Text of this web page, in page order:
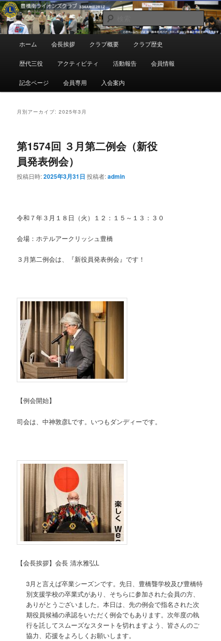
メ
イ
ン
コ
サ
ブ
コ
ン
豊橋南ライオンズクラブ
地域奉仕ボランティア
検
索
ュ
ホーム 会長挨拶 クラブ概要 クラブ歴史
歴代三役 アクティビティ 活動報告 会員情報
記念ページ 会員専用 入会案内
月別アーカイブ:2025年3月
第1574回 ３月第二例会（新役
員発表例会）
投稿日時:2025年3月31日 投稿者:admin
令和７年３月１８日（火）１２：１５～１３：３０
会場：ホテルアークリッシュ豊橋
３月第二例会は、『新役員発表例会』です！
【例会開始】
司会は、中神敦彦Lです。いつもダンディーです。
【会長挨拶】会長 清水雅弘L
3月と言えば卒業シーズンです。先日、豊橋聾学校及び豊橋特
別支援学校の卒業式があり、そちらに参加された会員の方、
ありがとうございました。本日は、先の例会で指名された次
期役員候補の承認をいただく例会でもあります。次年度の執
行を託してスムーズなスタートを切れますよう、皆さんのご
協力、応援をよろしくお願いします。